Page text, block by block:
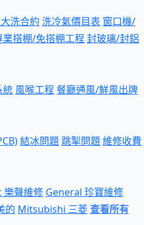
洗合約 洗冷氣價目表 窗口機/
業搭棚/免搭棚工程 封玻璃/封鋁
統 風喉工程 餐廳通風/鮮風出牌
結冰問題跳掣問題維修收費
樂聲維修 General 珍寶維修
的 Mitsubishi 三菱查看所有